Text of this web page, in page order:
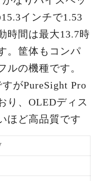
インチで1.53
時間は最大13.7時
。筐体もコンパ
ルの機種です。
がPureSight Pro
り、OLEDディス
ほど高品質です